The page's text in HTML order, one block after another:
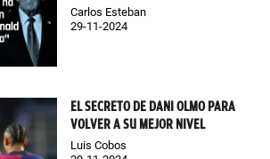
Carlos Esteban
29-11-2024
EL SECRETO DE DANI OLMO PARA
VOLVER A SU MEJOR NIVEL
Luis Cobos